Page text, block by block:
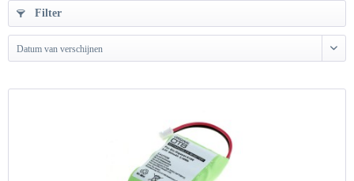
Filter
Datum van verschijnen